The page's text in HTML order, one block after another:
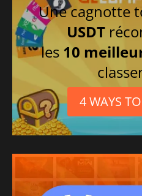
Une cagnotte
USDT
les 10
4 WAYS